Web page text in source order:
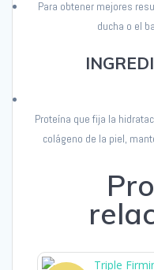
Para obtener mejores
ducha o el
Proteína que fija la
colágeno de la piel,